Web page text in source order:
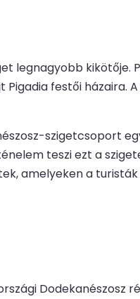
legnagyobb
festői
szigetcsoport
teszi ezt a
amelyeken a